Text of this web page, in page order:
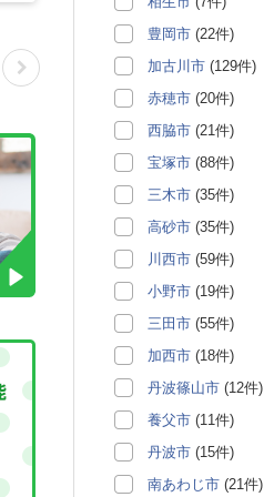
豊岡市 (22件)
加古川市 (129件)
赤穂市 (20件)
西脇市 (21件)
宝塚市 (88件)
三木市 (35件)
高砂市 (35件)
川西市 (59件)
小野市 (19件)
三田市 (55件)
加西市 (18件)
丹波篠山市 (12件)
養父市 (11件)
丹波市 (15件)
南あわじ市 (21件)